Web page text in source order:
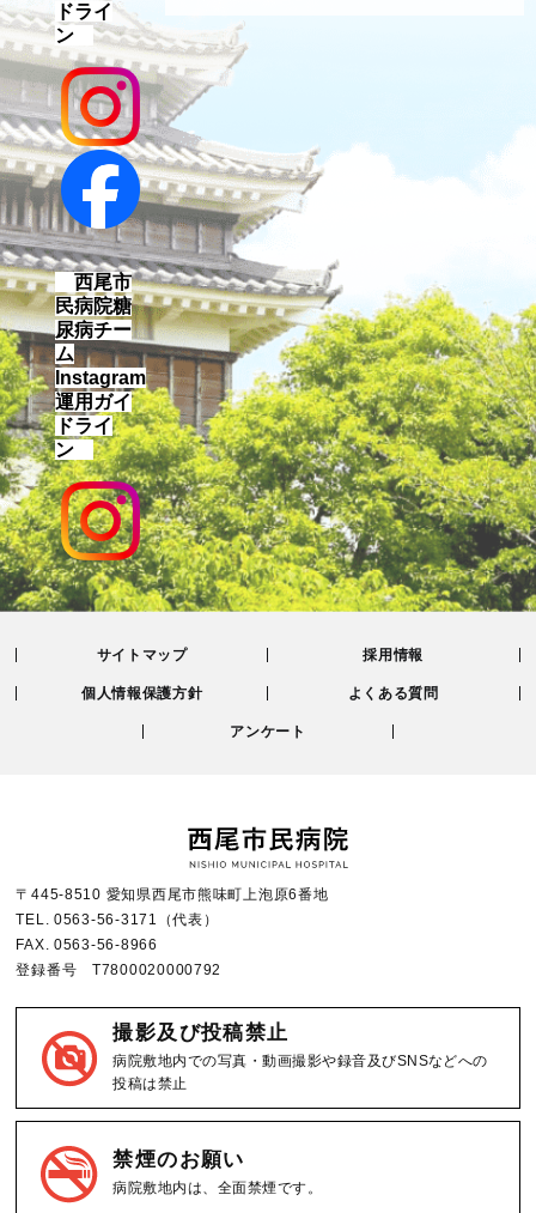
ドライ
ン
西尾市
民病院糖
尿病チー
ム
Instagram
運用ガイ
ドライ
ン
サイトマップ 採用情報
個人情報保護方針 よくある質問
アンケート
〒445-8510 愛知県西尾市熊味町上泡原6番地
TEL.0563-56-3171
（代表）
FAX.0563-56-8966
登録番号 T7800020000792
撮影及び投稿禁止
病院敷地内での写真・動画撮影や録音及びSNSなどへの
投稿は禁止
禁煙のお願い
病院敷地内は、全面禁煙です。